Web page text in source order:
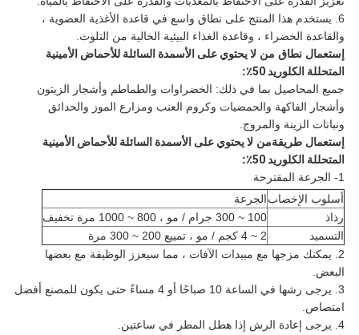
6. يستخدم هذا المنتج على نطاق واسع في قاعدة الأغذية العضوية ،
والقاعدة الخضراء ، وقاعدة الغذاء البيئية الخالية من التلوث.
إستعمال نطاق من لا يحتوي على الأسمدة السائلة للأحماض الأمينية
المتحللة الكلوريد 50٪
:
جميع المحاصيل بما في ذلك: الخضراوات والطماطم وأشجار الزيتون
وأشجار الفاكهة والحمضيات وكروم العنب ومزارع الموز والحدائق
ونباتات الزينة والمروج.
إستعمال طريقةمن لا يحتوي على الأسمدة السائلة للأحماض الأمينية
المتحللة الكلوريد 50٪
:
1- الجرعة المقترحة
أسلوب الإخصابالجرعة
رذاذ
100 ~ 300 جرام / مو ، 800 ~ 1000 مرة تخفيف
التسميد
2 ~ 4 كجم / مو ، تمييع 200 ~ 300 مرة
2. يمكنك مزجها مع مبيدات الآفات ، مما سيعزز الوظيفة مع بعضها
البعض.
3. يرجى رشها في الساعة 10 صباحًا أو 4 مساءً حتى يكون للمصنع أفضل
امتصاص.
4. يرجى إعادة الرش إذا هطل المطر في ساعتين.